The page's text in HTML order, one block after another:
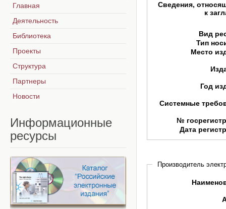
Сведения,
к
Вид
Тип
Место
Год
Системные
№
Дата
Производитель
Главная
Деятельность
Библиотека
Проекты
Структура
Партнеры
Новости
Информационные
ресурсы